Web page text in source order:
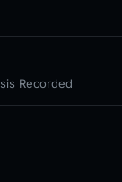
Recorded